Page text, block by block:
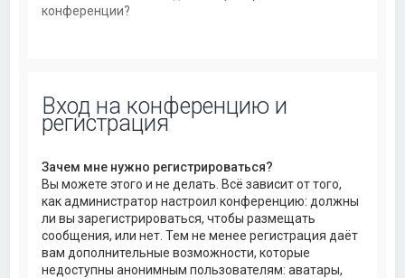
конференции?
Вход на конференцию и
регистрация
Зачем мне нужно регистрироваться?
Вы можете этого и не делать. Всё зависит от того,
как администратор настроил конференцию: должны
ли вы зарегистрироваться, чтобы размещать
сообщения, или нет. Тем не менее регистрация даёт
вам дополнительные возможности, которые
недоступны анонимным пользователям: аватары,